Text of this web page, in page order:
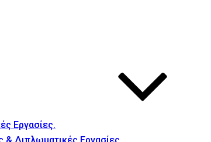
Εργασίες.